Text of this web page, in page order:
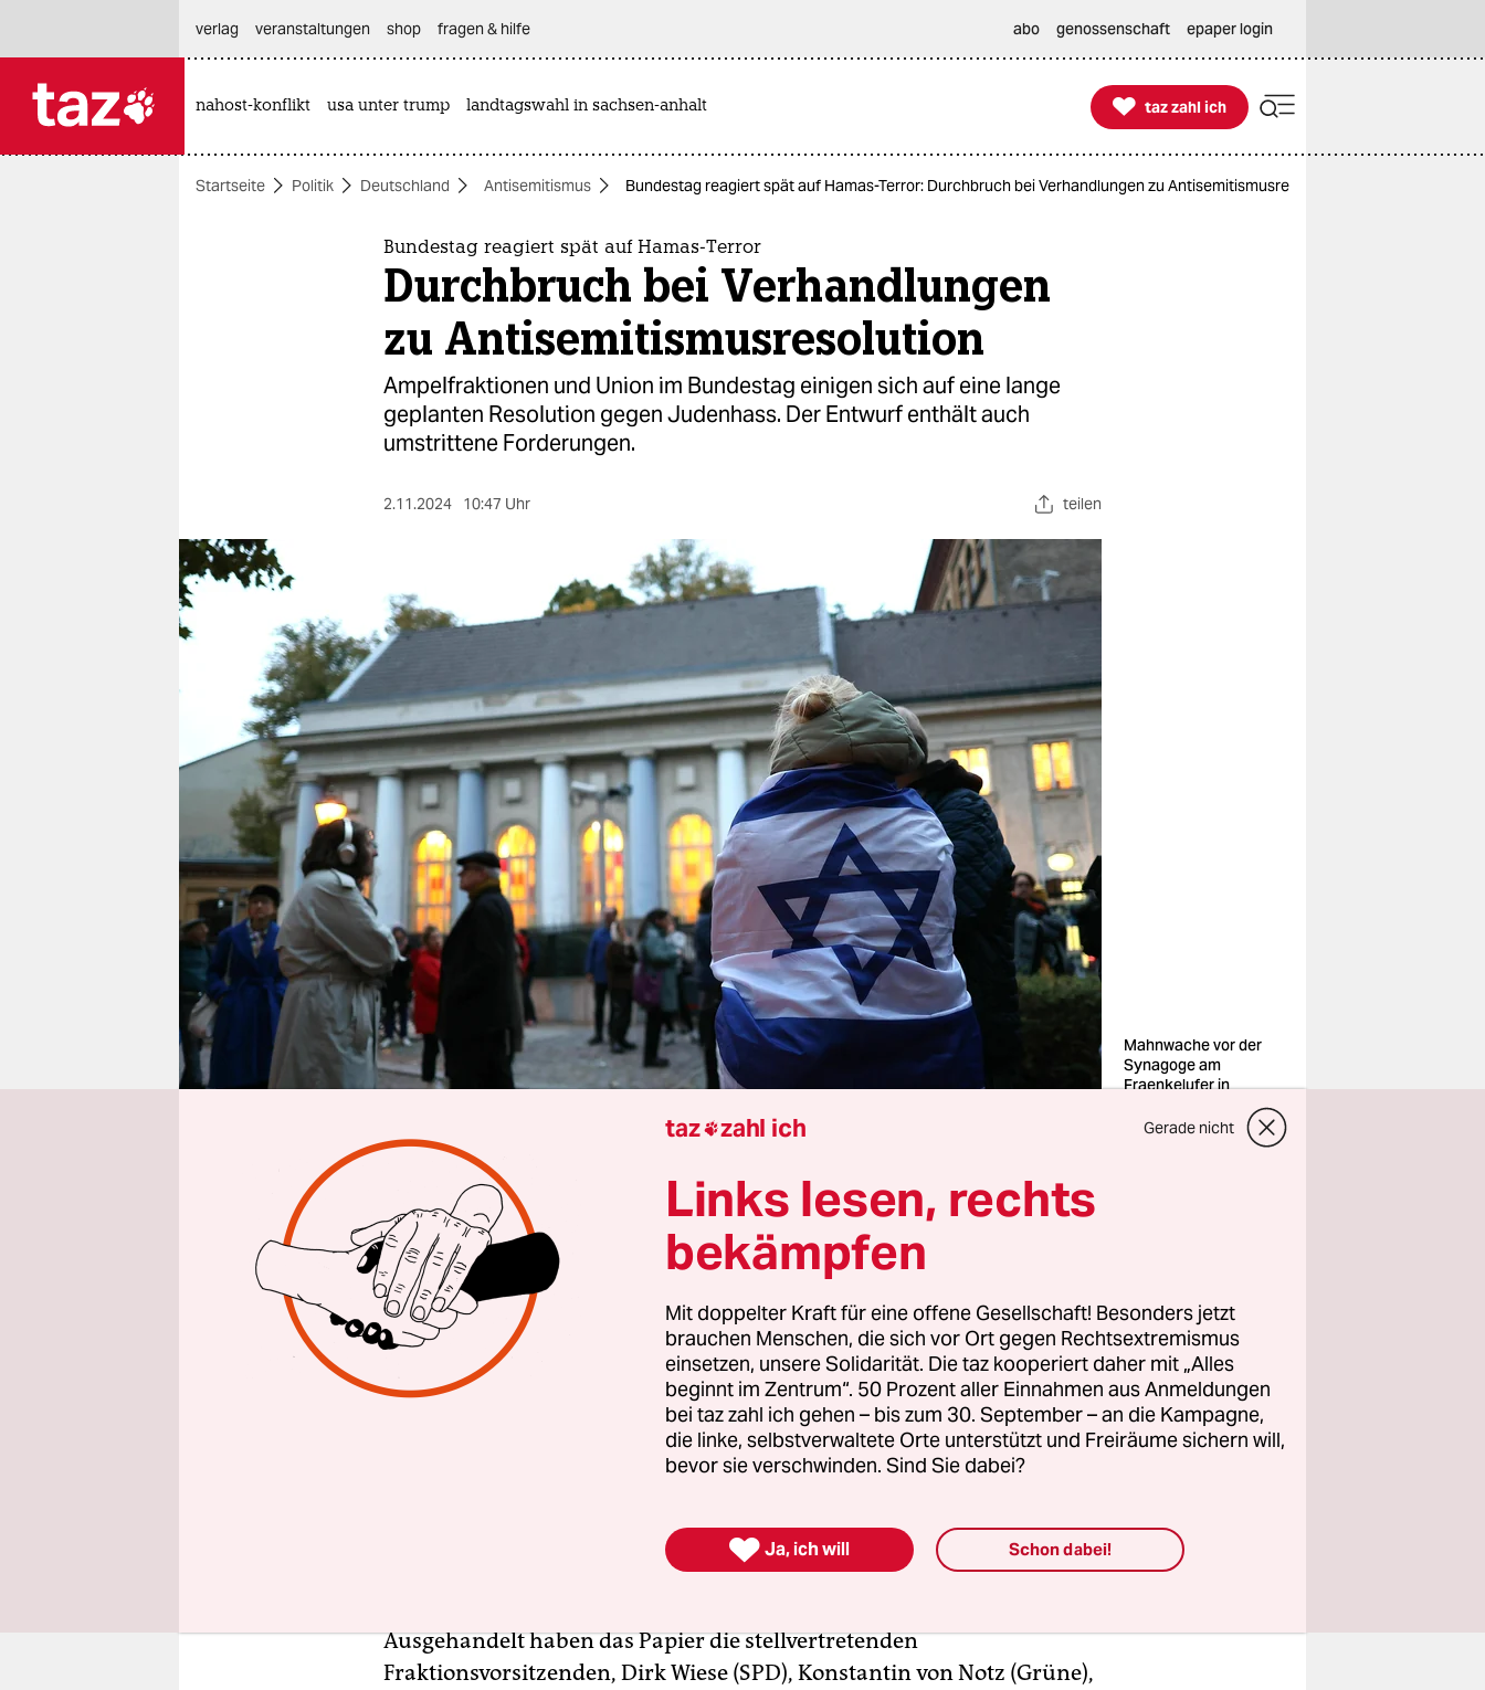
themen
nord
wahrheit
verlag
veranstaltungen
fragen & hilfe
unterstützen
abo
genossenschaft
epaper login
verlag
veranstaltungen shop fragen & hilfe abo genossenschaft epaper login
nahost-konflikt usa unter trump landtagswahl in sachsen-anhalt 
taz zahl ich
taz zahl ich
Startseite Politik Deutschland Antisemitismus Bundestag reagiert spät auf Hamas-Terror: Durchbruch bei Verhandlungen zu Antisemitismusresolution
Bundestag reagiert spät auf Hamas-Terror
Durchbruch bei Verhandlungen
zu Antisemitismusresolution
Ampelfraktionen und Union im Bundestag einigen sich auf eine lange
geplanten Resolution gegen Judenhass. Der Entwurf enthält auch
umstrittene Forderungen.
2.11.2024 10:47 Uhr teilen
Mahnwache vor der
Synagoge am
Fraenkelufer in
Foto: Joerg
Aus Berlin Frederik Eikmanns Daniel Bax
Nach langen Verhandlungen haben sich die Fraktionen von SPD,
Grünen, FDP und Union am Freitagabend auf einen Entwurf für eine
Resolution gegen Antisemitismus geeinigt. Das Papier mit dem Titel
„Nie wieder ist jetzt: Jüdisches Leben in Deutschland schützen,
bewahren und stärken“ liegt der taz vor. Darin finden sich auch
umstrittene Punkte, etwa ein Bekenntnis zur IHRA-Definition von
nach mehr Kontrolle bei der Auszahlung staatlicher Gelder findet sich
Ausgehandelt haben das Papier die stellvertretenden
Fraktionsvorsitzenden, Dirk Wiese (SPD), Konstantin von Notz (Grüne),
taz zahl ich Gerade nicht
Links lesen, rechts
bekämpfen
Mit doppelter Kraft für eine offene Gesellschaft! Besonders jetzt
brauchen Menschen, die sich vor Ort gegen Rechtsextremismus
einsetzen, unsere Solidarität. Die taz kooperiert daher mit „Alles
beginnt im Zentrum“. 50 Prozent aller Einnahmen aus Anmeldungen
bei taz zahl ich gehen – bis zum 30. September – an die Kampagne,
die linke, selbstverwaltete Orte unterstützt und Freiräume sichern will,
bevor sie verschwinden. Sind Sie dabei?
 Ja, ich will Schon dabei!